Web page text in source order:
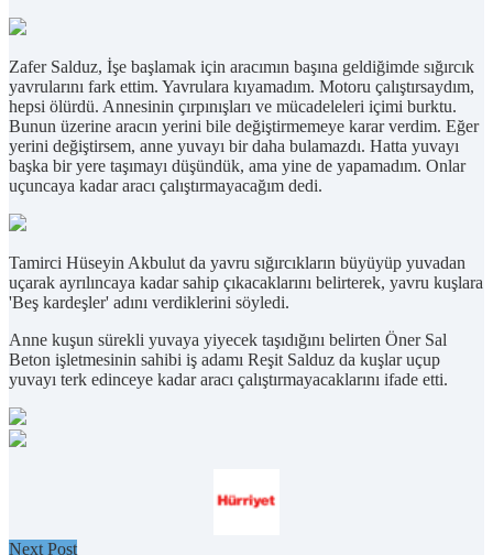
Zafer Salduz, İşe başlamak için aracımın başına geldiğimde sığırcık
yavrularını fark ettim. Yavrulara kıyamadım. Motoru çalıştırsaydım,
hepsi ölürdü. Annesinin çırpınışları ve mücadeleleri içimi burktu.
Bunun üzerine aracın yerini bile değiştirmemeye karar verdim. Eğer
yerini değiştirsem, anne yuvayı bir daha bulamazdı. Hatta yuvayı
başka bir yere taşımayı düşündük, ama yine de yapamadım. Onlar
uçuncaya kadar aracı çalıştırmayacağım dedi.
Tamirci Hüseyin Akbulut da yavru sığırcıkların büyüyüp yuvadan
uçarak ayrılıncaya kadar sahip çıkacaklarını belirterek, yavru kuşlara
'Beş kardeşler' adını verdiklerini söyledi.
Anne kuşun sürekli yuvaya yiyecek taşıdığını belirten Öner Sal
Beton işletmesinin sahibi iş adamı Reşit Salduz da kuşlar uçup
yuvayı terk edinceye kadar aracı çalıştırmayacaklarını ifade etti.
Next Post